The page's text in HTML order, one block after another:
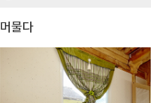
머물다